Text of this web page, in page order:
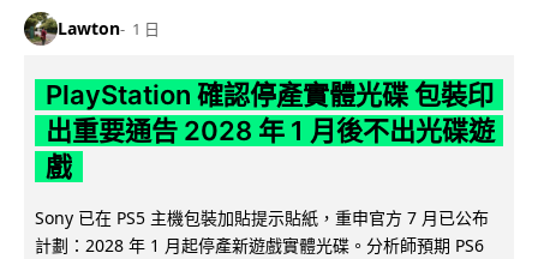
Lawton 1 日
PlayStation 確認停產實體光碟 包裝印
出重要通告 2028 年 1 月後不出光碟遊
戲
Sony 已在 PS5 主機包裝加貼提示貼紙，重申官方 7 月已公布
計劃：2028 年 1 月起停產新遊戲實體光碟。分析師預期 PS6